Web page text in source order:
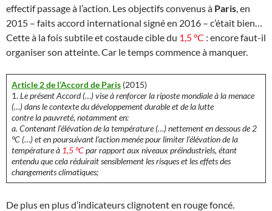
effectif passage à l’action. Les objectifs convenus à Paris, en
2015 – faits accord international signé en 2016 – c’était bien…
Cette à la fois subtile et costaude cible du 1,5 °C : encore faut-il
organiser son atteinte. Car le temps commence à manquer.
Article 2 de l’Accord de Paris (2015)
1.Le présent Accord (…) vise à renforcer la riposte mondiale à la menace
(…) dans le contexte du développement durable et de la lutte
contre la pauvreté, notamment en:
a. Contenant l’élévation de la température (…) nettement en dessous de 2
°C (…) et en poursuivant l’action menée pour limiter l’élévation de la
température à 1,5 °Cpar rapport aux niveaux préindustriels, étant
entendu que cela réduirait sensiblement les risques et les effets des
changements climatiques;
De plus en plus d’indicateurs clignotent en rouge foncé.